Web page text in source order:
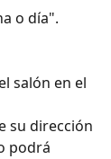
o día".
su dirección
podrá